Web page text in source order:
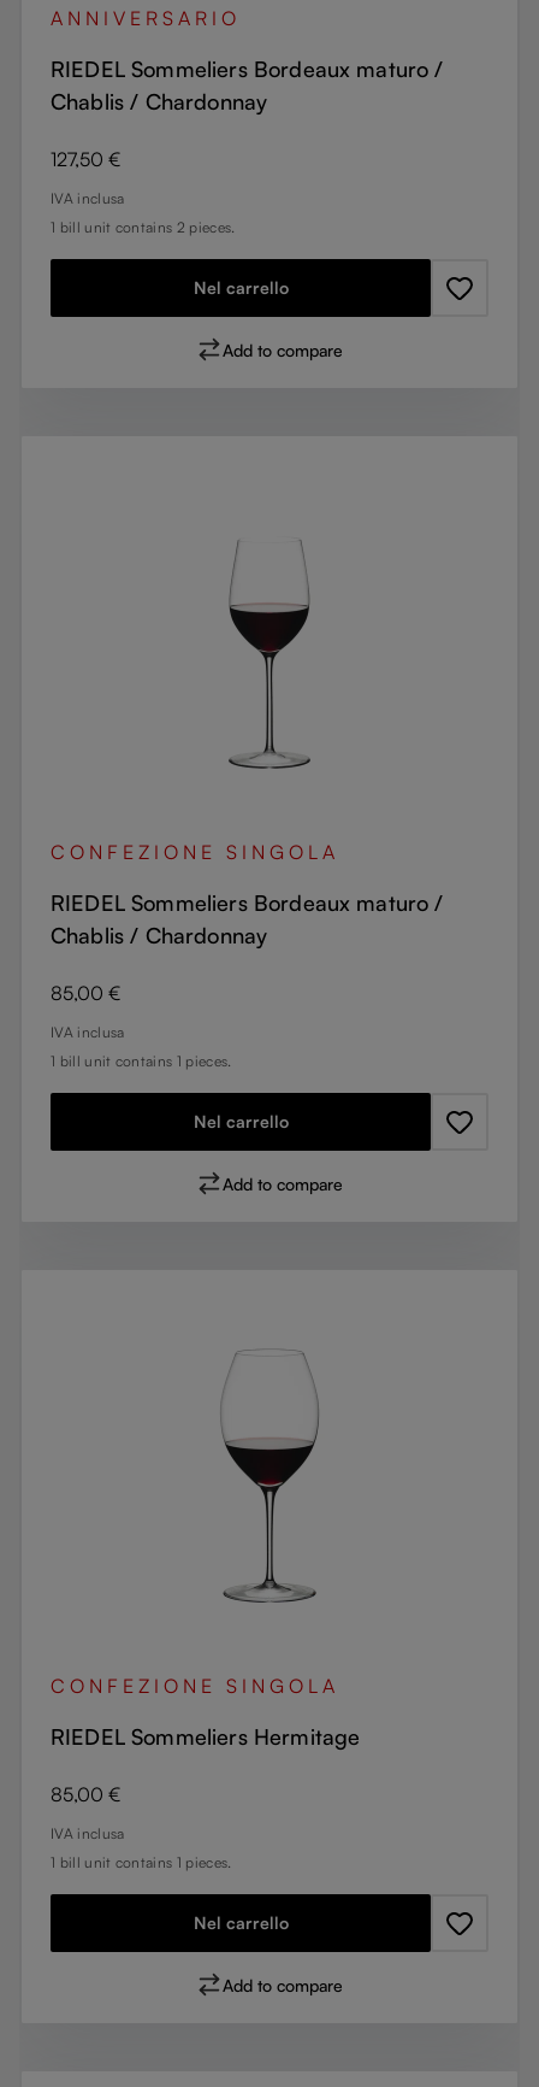
ANNIVERSARIO
RIEDEL Sommeliers Bordeaux maturo /
Chablis / Chardonnay
Prezzo normale:
127,50 €
IVA inclusa
1 bill unit contains 2 pieces.
Nel carrello
Add to compare
CONFEZIONE SINGOLA
RIEDEL Sommeliers Bordeaux maturo /
Chablis / Chardonnay
Prezzo normale:
85,00 €
IVA inclusa
1 bill unit contains 1 pieces.
Nel carrello
Add to compare
CONFEZIONE SINGOLA
RIEDEL Sommeliers Hermitage
Prezzo normale:
85,00 €
IVA inclusa
1 bill unit contains 1 pieces.
Nel carrello
Add to compare